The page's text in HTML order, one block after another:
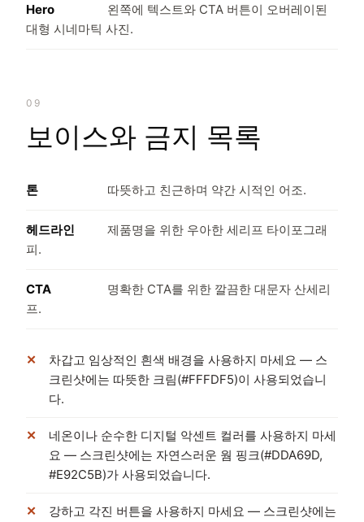
Hero
왼쪽에 텍스트와 CTA 버튼이 오버레이된
대형 시네마틱 사진.
09
보이스와 금지 목록
톤 따뜻하고 친근하며 약간 시적인 어조.
헤드라인
제품명을 위한 우아한 세리프 타이포그래
피.
CTA
명확한 CTA를 위한 깔끔한 대문자 산세리
프.
차갑고 임상적인 흰색 배경을 사용하지 마세요 — 스
크린샷에는 따뜻한 크림(#FFFDF5)이 사용되었습니
다.
네온이나 순수한 디지털 악센트 컬러를 사용하지 마세
요 — 스크린샷에는 자연스러운 웜 핑크(#DDA69D,
#E92C5B)가 사용되었습니다.
강하고 각진 버튼을 사용하지 마세요 — 스크린샷에는